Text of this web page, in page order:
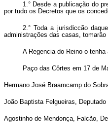
1.° Desde a publicação do
por tudo os Decretos que os
2.° Toda a jurisdiccão
administrações das casas,
A Regencia do Reino o
Paço das Côrtes em 17 de
Hermano José Braamcamp do
João Baptista Felgueiras, Deputado
Agostinho de Mendonça, Falcão,